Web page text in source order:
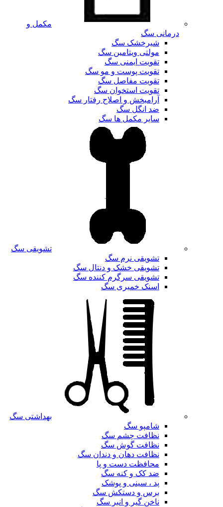
مکمل و
درمانی سگ
شیرخشک سگ
مولتی ویتامین سگ
تقویت ایمنی سگ
تقویت پوست و مو سگ
تقویت مفاصل سگ
تقویت استخوان سگ
آرامبخش و اصلاح رفتار سگ
ضد انگل سگ
سایر مکمل ها سگ
تشویقی سگ
تشویقی نرم سگ
تشویقی خشک و دنتال سگ
تشویقی سرگرم کننده سگ
اسنک خمیری سگ
بهداشتی سگ
شامپو سگ
نظافت چشم سگ
نظافت گوش سگ
نظافت دهان و دندان سگ
محافظت دست و پا
ضد کک و کنه سگ
پد ، سینی و پوشک
برس و دستکش سگ
ناخن گیر و انبر سگ